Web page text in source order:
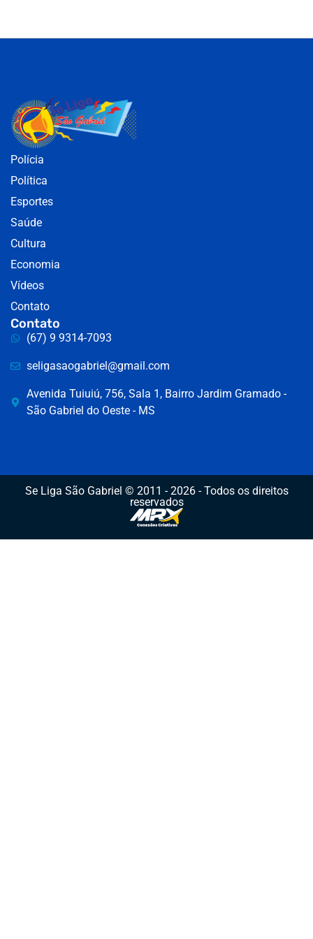
Polícia
Política
Esportes
Saúde
Cultura
Economia
Vídeos
Contato
Contato
(67) 9 9314-7093
seligasaogabriel@gmail.com
Avenida Tuiuiú, 756, Sala 1, Bairro Jardim Gramado -
São Gabriel do Oeste - MS
Se Liga São Gabriel © 2011 - 2026 - Todos os direitos
reservados